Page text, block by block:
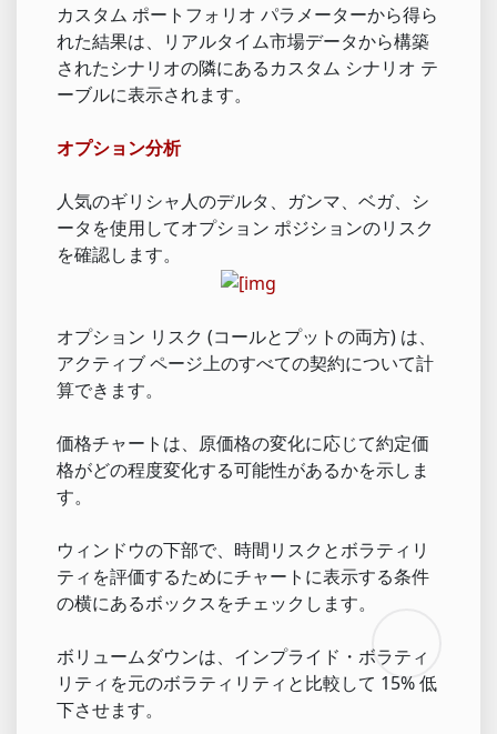
カスタム ポートフォリオ パラメーターから得ら
れた結果は、リアルタイム市場データから構築
されたシナリオの隣にあるカスタム シナリオ テ
ーブルに表示されます。
オプション分析
人気のギリシャ人のデルタ、ガンマ、ベガ、シ
ータを使用してオプション ポジションのリスク
を確認します。
オプション リスク (コールとプットの両方) は、
アクティブ ページ上のすべての契約について計
算できます。
価格チャートは、原価格の変化に応じて約定価
格がどの程度変化する可能性があるかを示しま
す。
ウィンドウの下部で、時間リスクとボラティリ
ティを評価するためにチャートに表示する条件
の横にあるボックスをチェックします。
ボリュームダウンは、インプライド・ボラティ
リティを元のボラティリティと比較して 15% 低
下させます。